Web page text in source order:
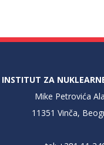
INSTITUT ZA
Mike Petrovića
11351 Vinča,